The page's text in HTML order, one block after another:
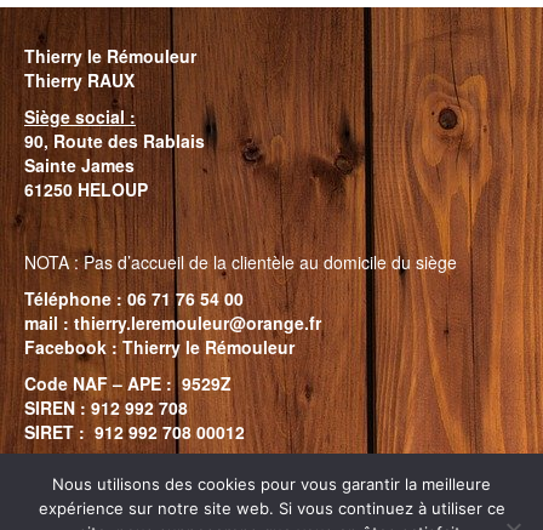
Thierry le Rémouleur
Thierry RAUX
Siège social :
90, Route des Rablais
Sainte James
61250 HELOUP
NOTA : Pas d’accueil de la clientèle au domicile du siège
Téléphone : 06 71 76 54 00
mail : thierry.leremouleur@orange.fr
Facebook : Thierry le Rémouleur
Code NAF – APE : 9529Z
SIREN : 912 992 708
SIRET : 912 992 708 00012
Règlementation générale de la politique de données
Nous utilisons des cookies pour vous garantir la meilleure
expérience sur notre site web. Si vous continuez à utiliser ce